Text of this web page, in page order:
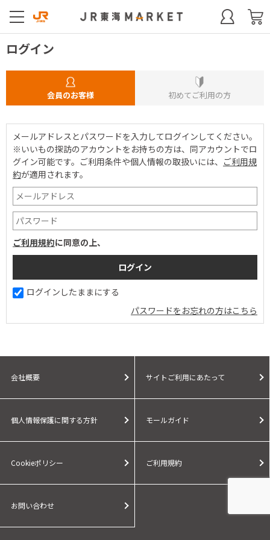
ログイン
会員のお客様 初めてご利用の方
メールアドレスとパスワードを入力してログインしてください。
※いいもの探訪のアカウントをお持ちの方は、同アカウントでロ
グイン可能です。 ご利用条件や個人情報の取扱いには、 ご利用規
約が適用されます。
ご利用規約に同意の上、
ログインしたままにする
パスワードをお忘れの方はこちら
会社概要 サイトご利用にあたって
個人情報保護に関する方針 モールガイド
Cookieポリシー ご利用規約
お問い合わせ